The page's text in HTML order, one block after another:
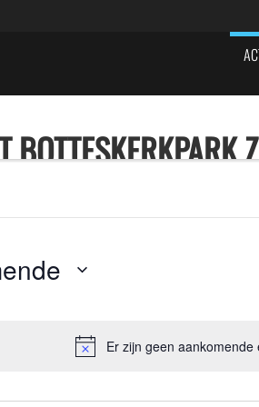
BOTTESKERKPARK
Bericht
Er zijn geen aankomende